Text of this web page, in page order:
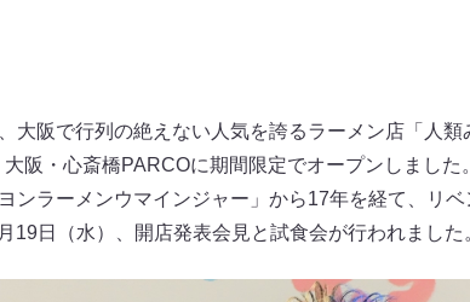
大阪で行列の絶えない人気を誇るラーメン店「人
大阪・心斎橋PARCOに期間限定でオープンしまし
ンラーメンウマインジャー」から17年を経て、リ
19日（水）、開店発表会見と試食会が行われました